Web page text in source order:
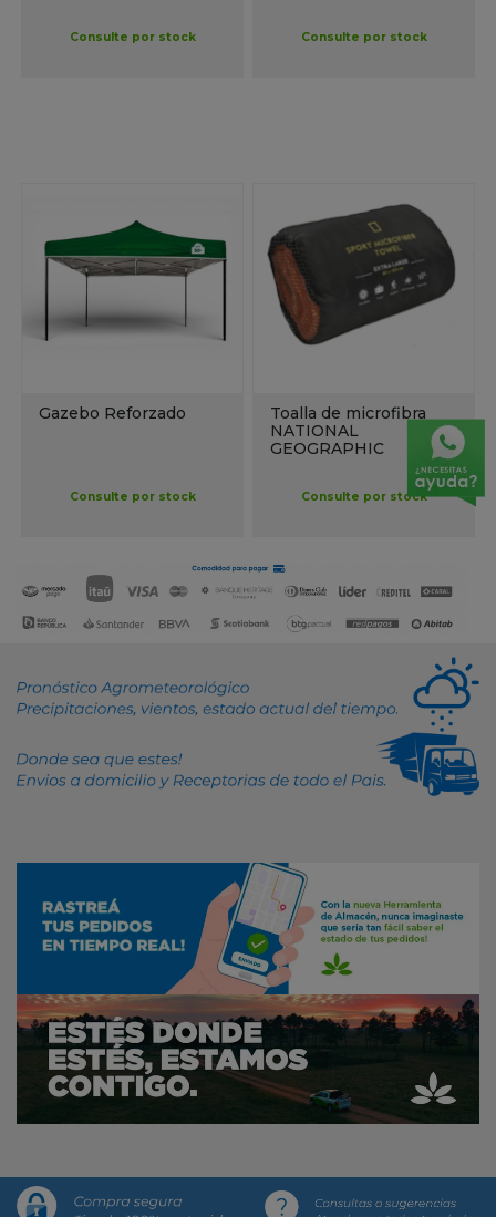
Consulte por stock Consulte por stock
Gazebo Reforzado
Consulte por stock
Toalla de microfibra
NATIONAL
GEOGRAPHIC
Consulte por stock